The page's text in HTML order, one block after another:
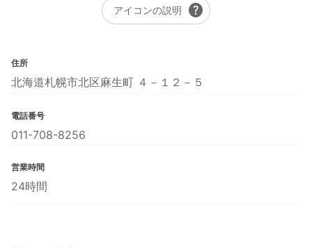
アイコンの説明 help
住所
北海道札幌市北区麻生町 ４－１２－５
電話番号
011-708-8256
営業時間
24時間